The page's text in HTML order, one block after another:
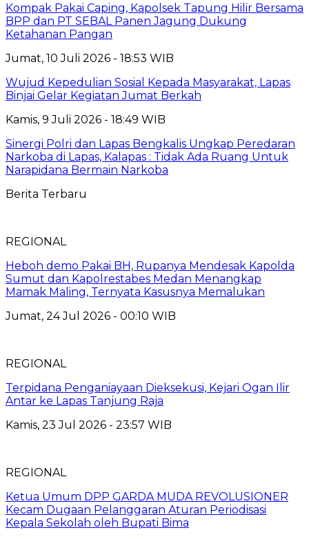
Kompak Pakai Caping, Kapolsek Tapung Hilir Bersama
BPP dan PT SEBAL Panen Jagung Dukung
Ketahanan Pangan
Jumat, 10 Juli 2026 - 18:53 WIB
Wujud Kepedulian Sosial Kepada Masyarakat, Lapas
Binjai Gelar Kegiatan Jumat Berkah
Kamis, 9 Juli 2026 - 18:49 WIB
Sinergi Polri dan Lapas Bengkalis Ungkap Peredaran
Narkoba di Lapas, Kalapas : Tidak Ada Ruang Untuk
Narapidana Bermain Narkoba
Berita Terbaru
REGIONAL
Heboh demo Pakai BH, Rupanya Mendesak Kapolda
Sumut dan Kapolrestabes Medan Menangkap
Mamak Maling, Ternyata Kasusnya Memalukan
Jumat, 24 Jul 2026 - 00:10 WIB
REGIONAL
Terpidana Penganiayaan Dieksekusi, Kejari Ogan Ilir
Antar ke Lapas Tanjung Raja
Kamis, 23 Jul 2026 - 23:57 WIB
REGIONAL
Ketua Umum DPP GARDA MUDA REVOLUSIONER
Kecam Dugaan Pelanggaran Aturan Periodisasi
Kepala Sekolah oleh Bupati Bima